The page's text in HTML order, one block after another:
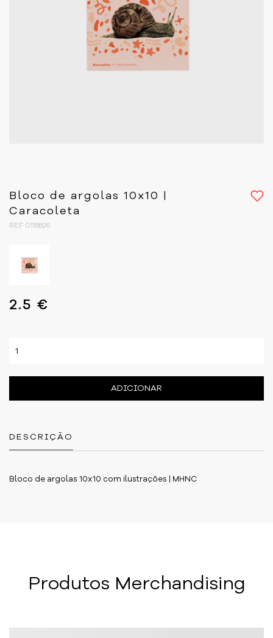
Bloco de argolas 10x10 |
Caracoleta
REF 0118826
2.5 €
ADICIONAR
DESCRIÇÃO
Bloco de argolas 10x10 com ilustrações | MHNC
Produtos Merchandising